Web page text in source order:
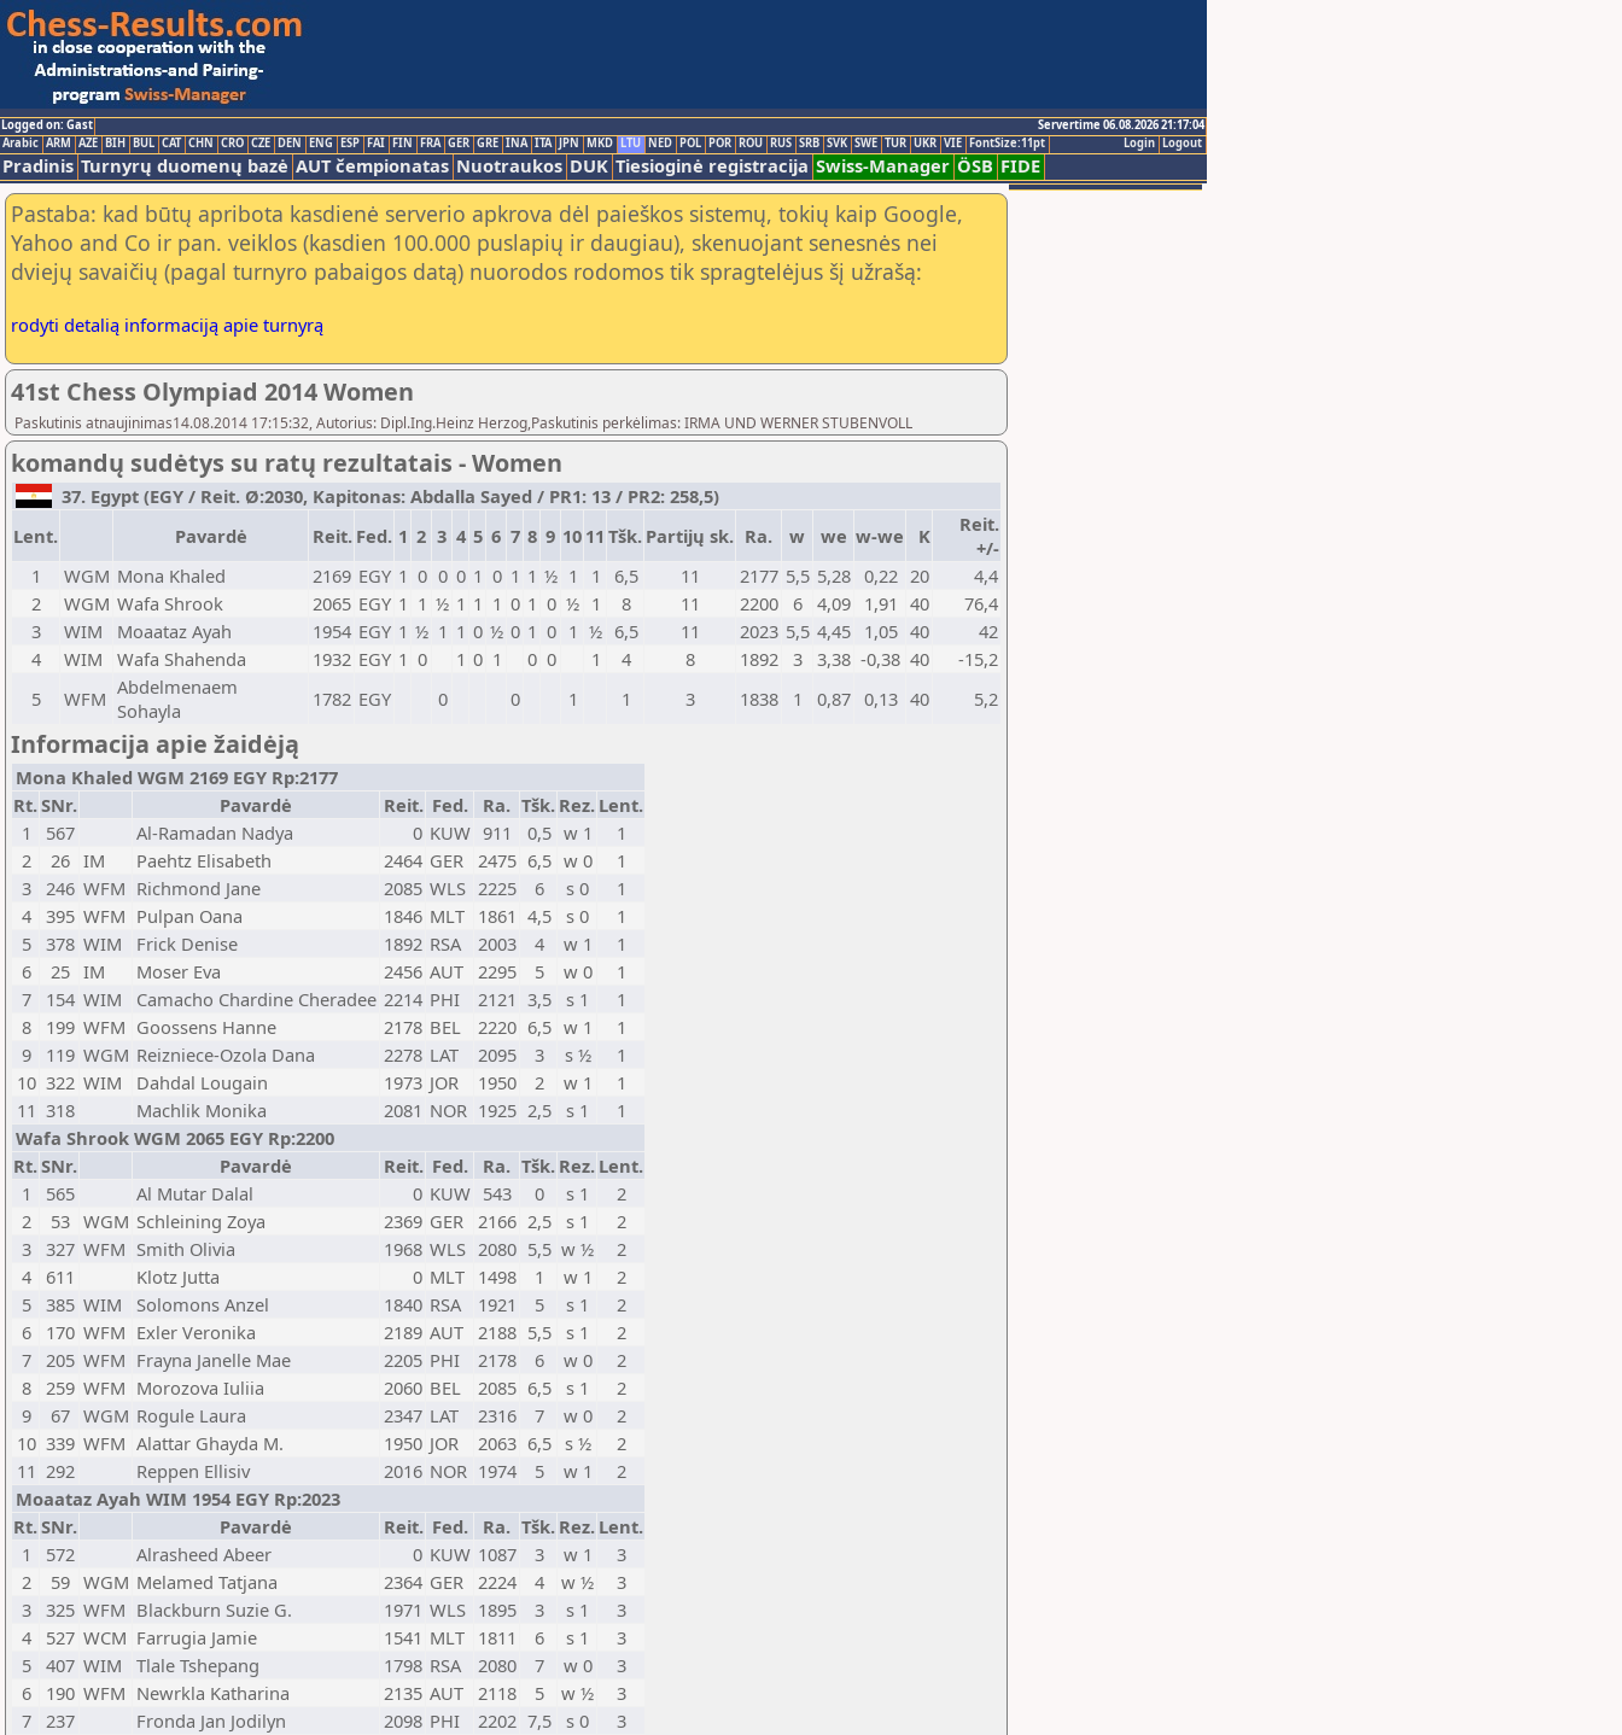
Logged on: Gast
Servertime 06.08.2026 21:17:04
Logout
Login
Arabic ARM AZE BIH BUL CAT CHN CRO CZE DEN ENG ESP FAI FIN FRA GER GRE INA ITA JPN MKD LTU NED POL POR ROU RUS SRB SVK SWE TUR UKR VIE FontSize:11pt
Pradinis Turnyrų duomenų bazė AUT čempionatas Nuotraukos DUK Tiesioginė registracija Swiss-Manager ÖSB FIDE
Pastaba: kad būtų apribota kasdienė serverio apkrova dėl paieškos sistemų, tokių kaip Google,
Yahoo and Co ir pan. veiklos (kasdien 100.000 puslapių ir daugiau), skenuojant senesnės nei
dviejų savaičių (pagal turnyro pabaigos datą) nuorodos rodomos tik spragtelėjus šį užrašą:
rodyti detalią informaciją apie turnyrą
41st Chess Olympiad 2014 Women
Paskutinis atnaujinimas14.08.2014 17:15:32, Autorius: Dipl.Ing.Heinz Herzog,Paskutinis perkėlimas: IRMA UND WERNER STUBENVOLL
komandų sudėtys su ratų rezultatais - Women
37. Egypt (EGY / Reit. Ø:2030, Kapitonas: Abdalla Sayed / PR1: 13 / PR2: 258,5)
Lent.
Pavardė Reit. Fed. 1 2 3 4 5 6 7 8 9 10 11 Tšk. Partijų sk. Ra. w we w-we K
Reit.
+/-
1
WGM Mona Khaled 2169 EGY 1 0 0 0 1 0 1 1 ½ 1 1 6,5 11 2177 5,5 5,28 0,22 20
4,4
2
WGM Wafa Shrook 2065 EGY 1 1 ½ 1 1 1 0 1 0 ½ 1 8 11 2200 6 4,09 1,91 40
76,4
3
WIM Moaataz Ayah 1954 EGY 1 ½ 1 1 0 ½ 0 1 0 1 ½ 6,5 11 2023 5,5 4,45 1,05 40
42
4
WIM Wafa Shahenda 1932 EGY 1 0 1 0 1 0 0 1 4 8 1892 3 3,38 -0,38 40
-15,2
5
WFM Abdelmenaem
Sohayla
1782 EGY 0 0 1 1 3 1838 1 0,87 0,13 40 5,2
Informacija apie žaidėją
Mona Khaled WGM 2169 EGY Rp:2177
Rt.SNr. Pavardė Reit. Fed. Ra. Tšk. Rez. Lent.
1
567 Al-Ramadan Nadya 0 KUW 911 0,5 w 1
1
2
26 IM Paehtz Elisabeth 2464 GER 2475 6,5 w 0
1
3
246 WFM Richmond Jane 2085 WLS 2225 6 s 0
1
4
395 WFM Pulpan Oana 1846 MLT 1861 4,5 s 0
1
5
378 WIM Frick Denise 1892 RSA 2003 4 w 1
1
6
25 IM Moser Eva 2456 AUT 2295 5 w 0
1
7
154 WIM Camacho Chardine Cheradee 2214 PHI 2121 3,5 s 1
1
8
199 WFM Goossens Hanne 2178 BEL 2220 6,5 w 1
1
9
119 WGM Reizniece-Ozola Dana 2278 LAT 2095 3 s ½
1
10 322 WIM Dahdal Lougain 1973 JOR 1950 2 w 1
1
11 318 Machlik Monika 2081 NOR 1925 2,5 s 1
1
Wafa Shrook WGM 2065 EGY Rp:2200
Rt.SNr. Pavardė Reit. Fed. Ra. Tšk. Rez. Lent.
1
565 Al Mutar Dalal 0 KUW 543 0 s 1
2
2
53 WGM Schleining Zoya 2369 GER 2166 2,5 s 1
2
3
327 WFM Smith Olivia 1968 WLS 2080 5,5 w ½
2
4
611 Klotz Jutta 0 MLT 1498 1 w 1
2
5
385 WIM Solomons Anzel 1840 RSA 1921 5 s 1
2
6
170 WFM Exler Veronika 2189 AUT 2188 5,5 s 1
2
7
205 WFM Frayna Janelle Mae 2205 PHI 2178 6 w 0
2
8
259 WFM Morozova Iuliia 2060 BEL 2085 6,5 s 1
2
9
67 WGM Rogule Laura 2347 LAT 2316 7 w 0
2
10 339 WFM Alattar Ghayda M. 1950 JOR 2063 6,5 s ½
2
11 292 Reppen Ellisiv 2016 NOR 1974 5 w 1
2
Moaataz Ayah WIM 1954 EGY Rp:2023
Rt.SNr. Pavardė Reit. Fed. Ra. Tšk. Rez. Lent.
1
572 Alrasheed Abeer 0 KUW 1087 3 w 1
3
2
59 WGM Melamed Tatjana 2364 GER 2224 4 w ½
3
3
325 WFM Blackburn Suzie G. 1971 WLS 1895 3 s 1
3
4
527 WCM Farrugia Jamie 1541 MLT 1811 6 s 1
3
5
407 WIM Tlale Tshepang 1798 RSA 2080 7 w 0
3
6
190 WFM Newrkla Katharina 2135 AUT 2118 5 w ½
3
7
237 Fronda Jan Jodilyn 2098 PHI 2202 7,5 s 0
3